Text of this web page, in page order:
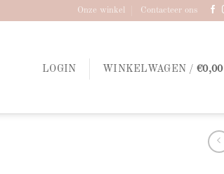
Onze winkel Contacteer ons
LOGIN WINKELWAGEN /€0,00